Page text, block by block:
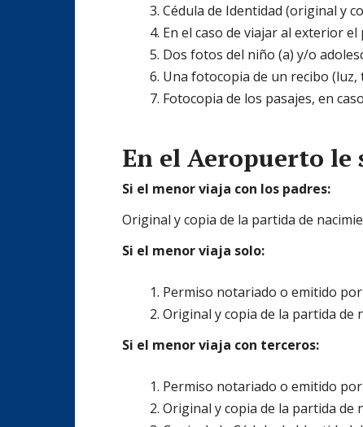
Cédula de Identidad (original y
En el caso de viajar al exterior
Dos fotos del niño (a) y/o
Una fotocopia de un recibo
Fotocopia de los pasajes, en
En el Aeropuerto
Si el menor viaja con los padres:
Original y copia de la partida de
Si el menor viaja solo:
Permiso notariado o emitido
Original y copia de la partida de
Si el menor viaja con terceros:
Permiso notariado o emitido
Original y copia de la partida de